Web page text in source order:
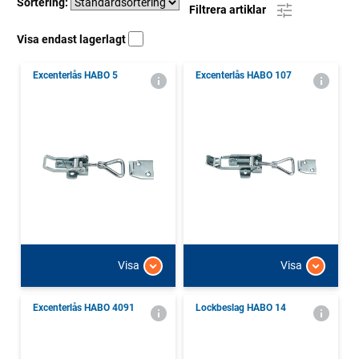
Filtrera artiklar
Visa endast lagerlagt
Excenterlås HABO 5
Visa
Excenterlås HABO 107
Visa
Excenterlås HABO 4091 Lockbeslag HABO 14